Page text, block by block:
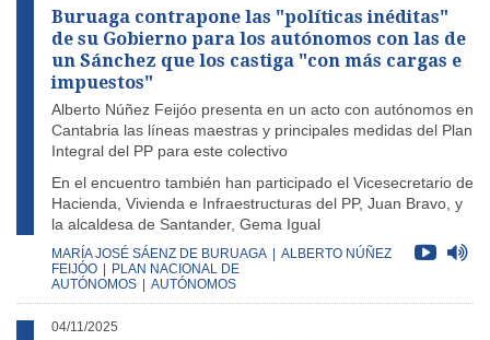
Buruaga contrapone las "políticas inéditas"
de su Gobierno para los autónomos con las de
un Sánchez que los castiga "con más cargas e
impuestos"
Alberto Núñez Feijóo presenta en un acto con autónomos en
Cantabria las líneas maestras y principales medidas del Plan
Integral del PP para este colectivo
En el encuentro también han participado el Vicesecretario de
Hacienda, Vivienda e Infraestructuras del PP, Juan Bravo, y
la alcaldesa de Santander, Gema Igual
MARÍA JOSÉ SÁENZ DE BURUAGA
ALBERTO NÚÑEZ
FEIJÓO
PLAN NACIONAL DE
AUTÓNOMOS
AUTÓNOMOS
04/11/2025